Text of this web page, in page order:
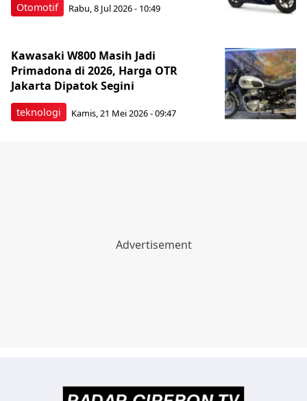
Otomotif Rabu, 8 Jul 2026 - 10:49
teknologi
Kawasaki W800 Masih Jadi
Primadona di 2026, Harga OTR
Jakarta Dipatok Segini
Kamis, 21 Mei 2026 - 09:47